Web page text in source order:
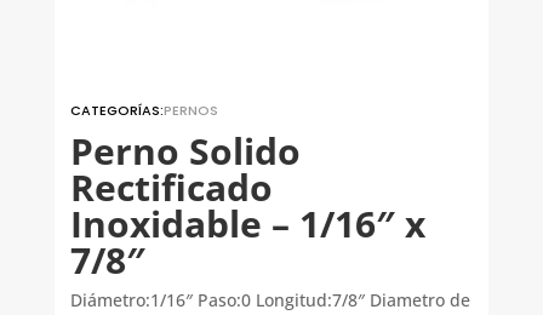
CATEGORÍAS:PERNOS
Perno Solido
Rectificado
Inoxidable – 1/16″ x
7/8″
Diámetro:1/16″ Paso:0 Longitud:7/8″ Diametro de